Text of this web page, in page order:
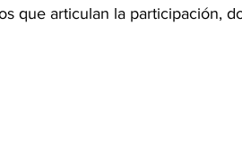
que articulan la participación,